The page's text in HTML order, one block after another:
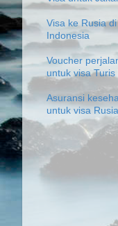
Visa ke Rusia di
Indonesia
Voucher
untuk visa Turis
Asuransi
untuk visa Rusia